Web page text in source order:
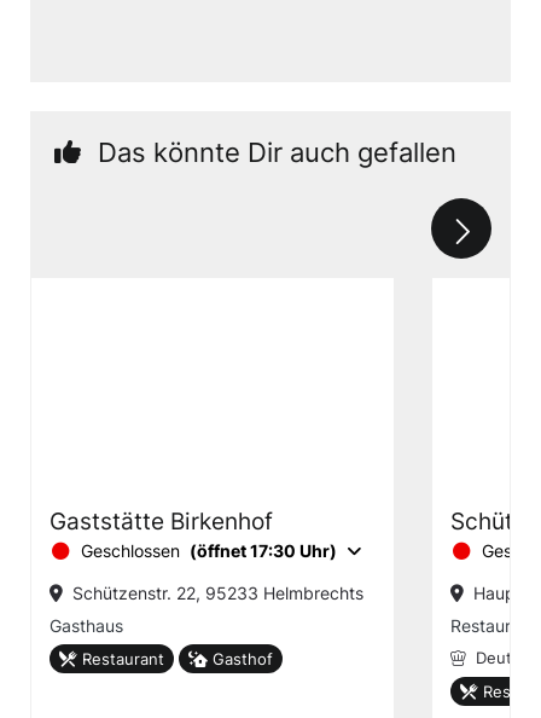
Das könnte Dir auch gefallen
Gaststätte Birkenhof
Geschlossen (öffnet 17:30 Uhr)
Schützenstr. 22, 95233 Helmbrechts
Gasthaus
Restaurant Gasthof Deutsch